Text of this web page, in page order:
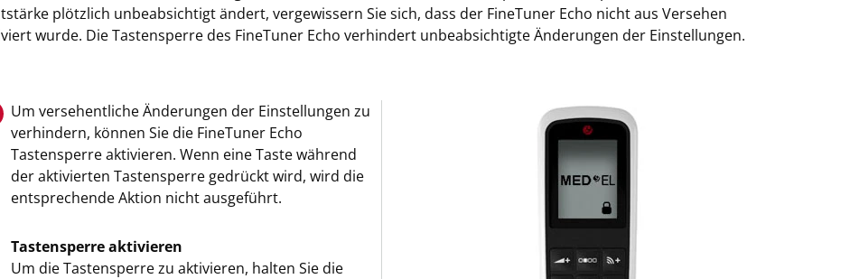
plötzlich unbeabsichtigt ändert, vergewissern Sie sich, dass der FineTuner Echo nicht aus Versehen
wurde. Die Tastensperre des FineTuner Echo verhindert unbeabsichtigte Änderungen der Einstellungen.
Um versehentliche Änderungen der Einstellungen zu
verhindern, können Sie die FineTuner Echo
Tastensperre aktivieren. Wenn eine Taste während
der aktivierten Tastensperre gedrückt wird, wird die
entsprechende Aktion nicht ausgeführt.
Tastensperre aktivieren
Um die Tastensperre zu aktivieren, halten Sie die